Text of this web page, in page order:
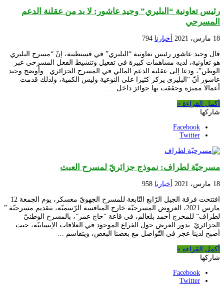
رئيس تعاونية “البليري” وحيد عاشور: لا بد من عقلنة الدعم
المسرحي
18 مارس، 2021 أخبارنا 794
قال وحيد عاشور رئيس تعاونية “البليري” في قسنطينة، إنّ “مسرح البليري
هو تعاونية، لديه مساهمات كبيرة في تفعيل وتنشيط الفعل المسرحي عبر
الوطن”، ودعا إلى عقلنة الدعم المالي في المسرح الجزائري. وأوضح وحيد
عاشور أنّ “البليري يركز كثيرا على النوعية وليس الكمية، ولذلك قدمت
أعمالا مميزة وحققت بها جوائز داخل …
أكمل القراءة »
شاركها
Facebook
Twitter
مسرحيّة لطراف: نموذج جزائريّ لمسرح العبث
18 مارس، 2021 أخبارنا 958
افتتحت فرقة الجيل الرّابع التّابعة للمسرح الجهويّ معسكر، يوم الجمعة 12
مارس 2021، العروض المسرحيّة خارج المنافسة الرّسميّة، بتقديم مسرحيّة ”
لطراف” للمخرج أحمد بلعالم، في قاعة “حاج عمر”، بالمسرح الوطنيّ
الجزائريّ. يدور العرض حول الفراغ الموجود في العلاقات الإنسانيّة، حيث
أصبح لدينا عجز في التّواصل مع بعضنا البعض، ويتقاسم …
أكمل القراءة »
شاركها
Facebook
Twitter